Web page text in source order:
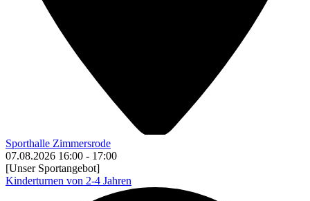
Sporthalle Zimmersrode
07.08.2026 16:00 - 17:00
[Unser Sportangebot]
Kinderturnen von 2-4 Jahren